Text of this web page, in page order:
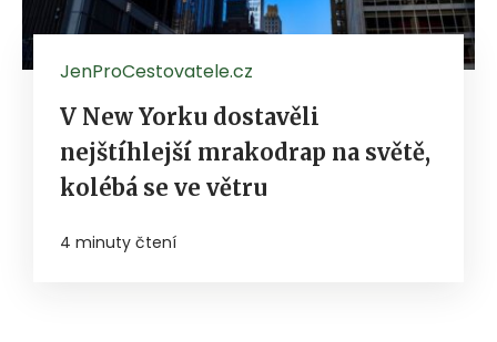
JenProCestovatele.cz
V New Yorku dostavěli
nejštíhlejší mrakodrap na světě,
kolébá se ve větru
4 minuty čtení